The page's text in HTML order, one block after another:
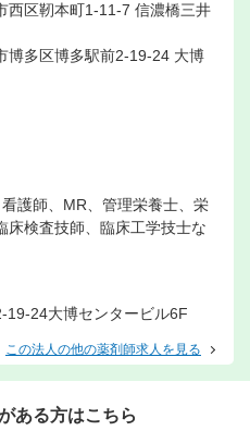
西区靭本町1-11-7 信濃橋三井
博多区博多駅前2-19-24 大博
護師、MR、管理栄養士、栄
床検査技師、臨床工学技士な
19-24大博センタービル6F
この法人の他の薬剤師求人を見る
ある方はこちら